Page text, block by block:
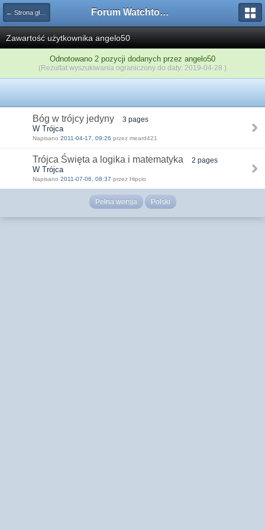
← Strona główna Forum Watchtower
Zawartość użytkownika angelo50
Odnotowano 2 pozycji dodanych przez angelo50
(Rezultat wyszukiwania ograniczony do daty: 2019-04-28 )
Bóg w trójcy jedyny 3 pages
W Trójca
Napisano 2011-04-17, 09:26 przez meard421
Trójca Święta a logika i matematyka 2 pages
W Trójca
Napisano 2011-07-06, 08:37 przez Hipcio
Pełna wersja Polski